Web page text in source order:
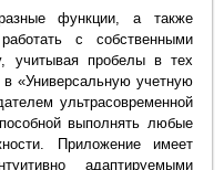
функции, а также
с собственными
учитывая пробелы в тех
«Универсальную учетную
ультрасовременной
выполнять любые
Приложение имеет
адаптируемыми